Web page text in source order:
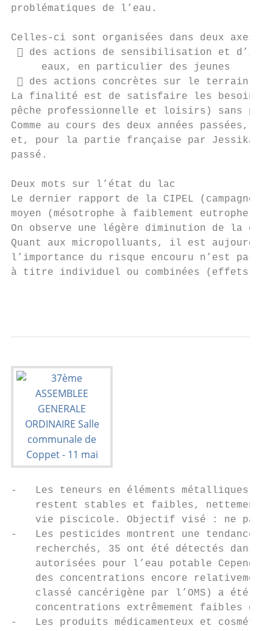
problématiques de l’eau.
Celles-ci sont organisées dans deux axes
 des actions de sensibilisation et
     eaux, en particulier des jeunes
 des actions concrètes sur le terrain.
La finalité est de satisfaire les besoins
pêche professionnelle et loisirs) sans
Comme au cours des deux années
et, pour la partie française par Jessika
passé.
Deux mots sur l’état du lac
Le dernier rapport de la CIPEL (campagne
moyen (mésotrophe à faiblement eutrophe)
On observe une légère diminution de la
Quant aux micropolluants, il est
l’importance du risque encouru n’est pas
à titre individuel ou combinées (effets
-   Les teneurs en éléments métalliques
restent stables et faibles, nettement
vie piscicole. Objectif visé : ne pas
-   Les pesticides montrent une tendance
recherchés, 35 ont été détectés dans
autorisées pour l’eau potable
des concentrations encore
classé cancérigène par l’OMS) a été
concentrations extrêmement faibles de
-   Les produits médicamenteux et